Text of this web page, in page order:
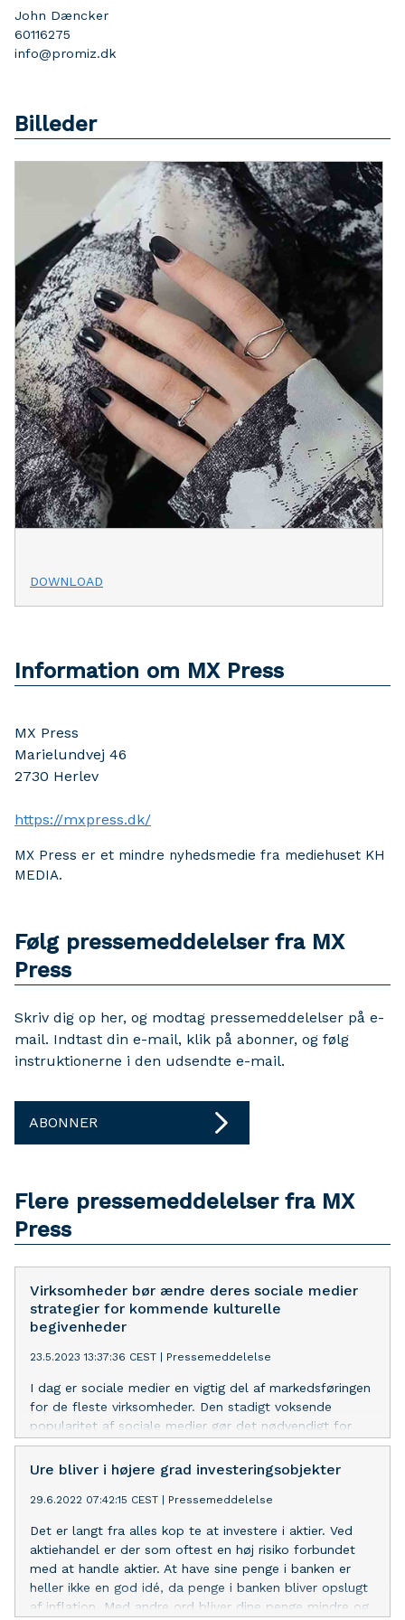
John Dæncker
60116275
info@promiz.dk
Billeder
DOWNLOAD
Information om MX Press
MX Press
Marielundvej 46
2730 Herlev
https://mxpress.dk/
MX Press er et mindre nyhedsmedie fra mediehuset KH
MEDIA.
Følg pressemeddelelser fra MX
Press
Skriv dig op her, og modtag pressemeddelelser på e-
mail. Indtast din e-mail, klik på abonner, og følg
instruktionerne i den udsendte e-mail.
ABONNER
Flere pressemeddelelser fra MX
Press
Virksomheder bør ændre deres sociale medier
strategier for kommende kulturelle
begivenheder
23.5.2023 13:37:36 CEST | Pressemeddelelse
I dag er sociale medier en vigtig del af markedsføringen
for de fleste virksomheder. Den stadigt voksende
popularitet af sociale medier gør det nødvendigt for
virksomheder at have en tilstedeværelse på de sociale
platforme for at nå ud til et bredere publikum - sociale
Sociale medier eller populært kaldet SoMe er
mennesker, der ikke har en eller anden form for social
medie profil. Bør virksomhederne derfor tilpasse deres
sociale medier strategier i forhold til kommende
kulturelle begivenheder for at vise deres aktualitet?
Denne pressemeddelelse vil undersøge spørgsmålet
Ure bliver i højere grad investeringsobjekter
29.6.2022 07:42:15 CEST | Pressemeddelelse
Det er langt fra alles kop te at investere i aktier. Ved
aktiehandel er der som oftest en høj risiko forbundet
med at handle aktier. At have sine penge i banken er
heller ikke en god idé, da penge i banken bliver opslugt
af inflation. Med andre ord bliver dine penge mindre og